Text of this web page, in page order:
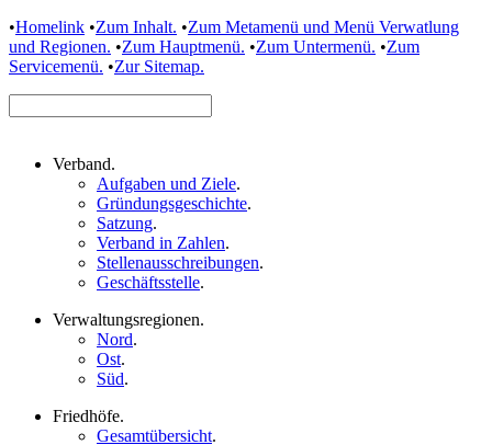
•Homelink •Zum Inhalt. •Zum Metamenü und Menü Verwatlung
und Regionen. •Zum Hauptmenü. •Zum Untermenü. •Zum
Servicemenü. •Zur Sitemap.
Verband.
Aufgaben und Ziele.
Gründungsgeschichte.
Satzung.
Verband in Zahlen.
Stellenausschreibungen.
Geschäftsstelle.
Verwaltungsregionen.
Nord.
Ost.
Süd.
Friedhöfe.
Gesamtübersicht.